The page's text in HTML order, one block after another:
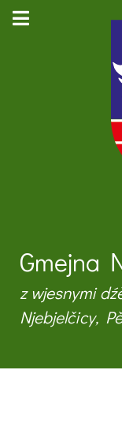
Gmejna
z wjesnymi
Njebjelčicy,